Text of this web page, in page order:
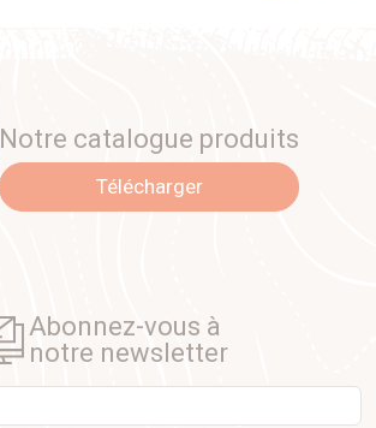
Notre catalogue produits
Télécharger
Abonnez-vous à
notre newsletter